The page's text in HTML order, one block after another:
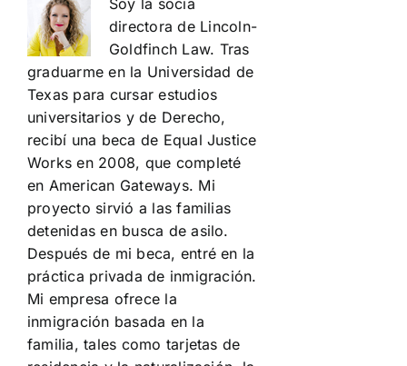
Soy la socia
directora de Lincoln-
Goldfinch Law. Tras
graduarme en la Universidad de
Texas para cursar estudios
universitarios y de Derecho,
recibí una beca de Equal Justice
Works en 2008, que completé
en American Gateways. Mi
proyecto sirvió a las familias
detenidas en busca de asilo.
Después de mi beca, entré en la
práctica privada de inmigración.
Mi empresa ofrece la
inmigración basada en la
familia, tales como tarjetas de